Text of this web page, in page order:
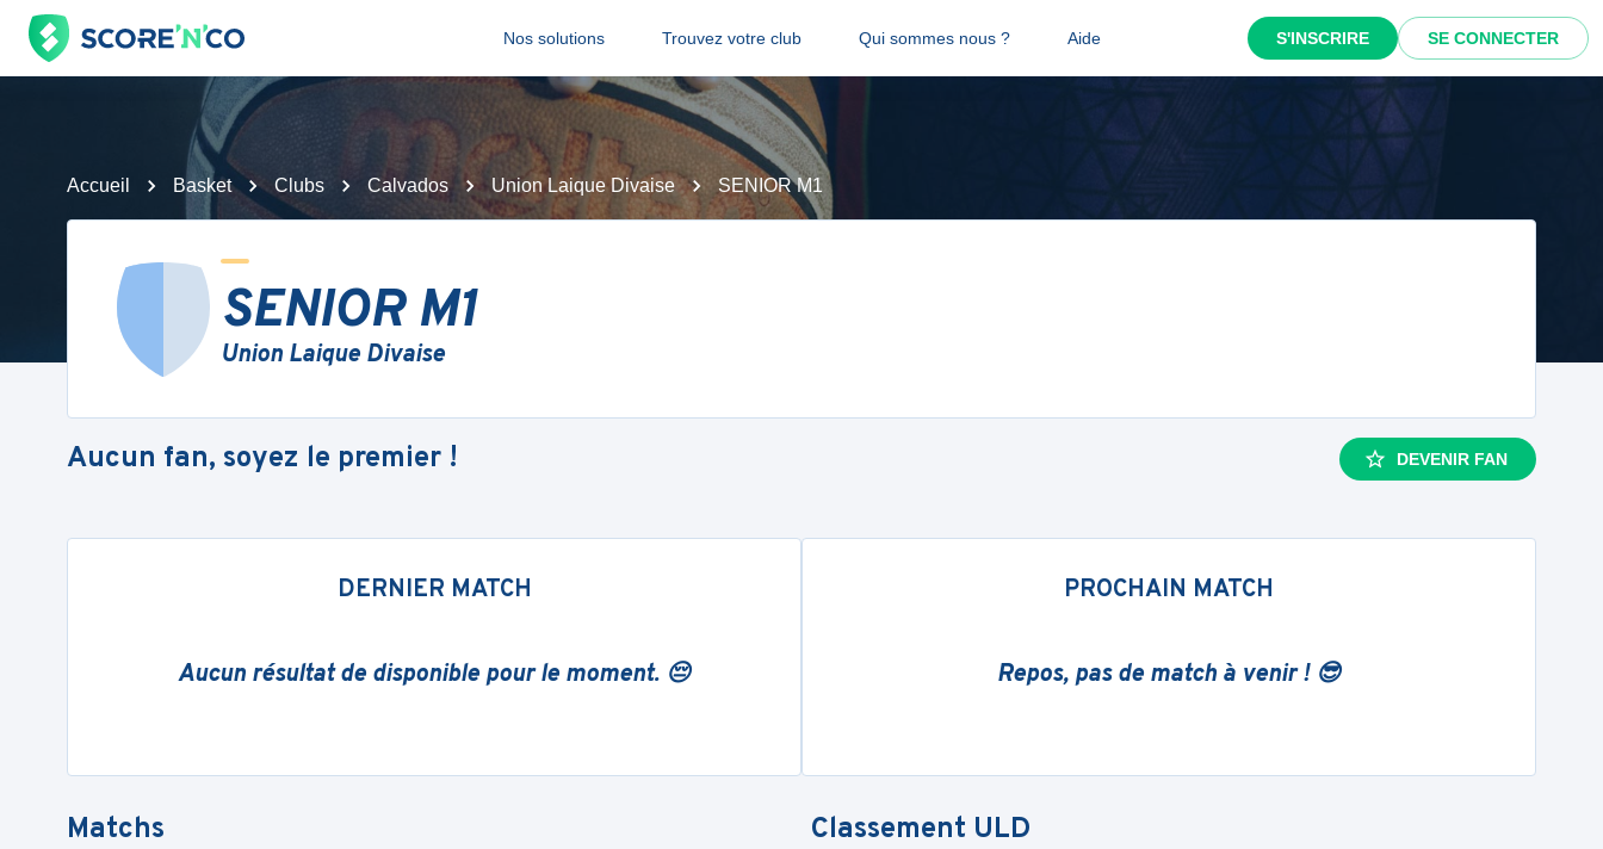
Nos solutions Trouvez votre club Qui sommes nous ? Aide S'INSCRIRE SE CONNECTER
Accueil Basket Clubs Calvados Union Laique Divaise SENIOR M1
SENIOR M1
Union Laique Divaise
Aucun fan, soyez le premier ! DEVENIR FAN
DERNIER MATCH
Aucun résultat de disponible pour le moment. 😔
PROCHAIN MATCH
Repos, pas de match à venir ! 😎
Matchs Classement ULD